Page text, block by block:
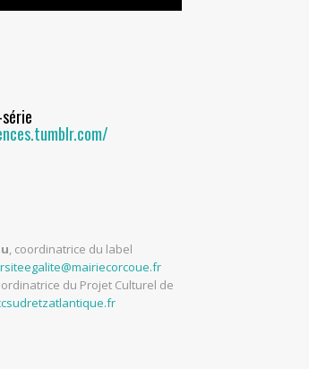
, coordinatrice du label
du Projet Culturel de